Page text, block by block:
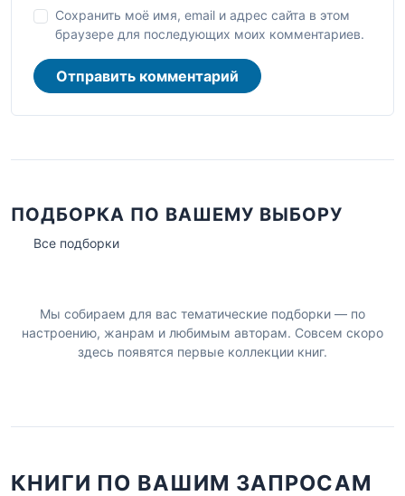
Сохранить моё имя, email и адрес сайта в этом
браузере для последующих моих комментариев.
Отправить комментарий
ПОДБОРКА ПО ВАШЕМУ ВЫБОРУ
Все подборки
Мы собираем для вас тематические подборки — по
настроению, жанрам и любимым авторам. Совсем скоро
здесь появятся первые коллекции книг.
КНИГИ ПО ВАШИМ ЗАПРОСАМ